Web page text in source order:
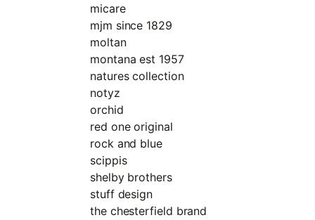
micare
mjm since 1829
moltan
montana est 1957
natures collection
notyz
orchid
red one original
rock and blue
scippis
shelby brothers
stuff design
the chesterfield brand